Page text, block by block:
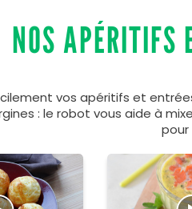
NOS APÉRITIFS
vos apéritifs et
: le robot vous aide à
pour